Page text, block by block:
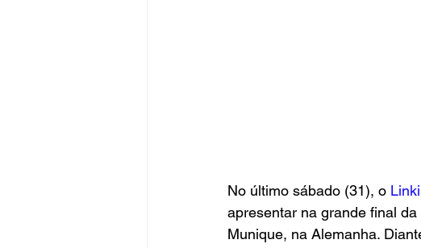
No último sábado (31), o
apresentar na grande final da
Munique, na Alemanha.